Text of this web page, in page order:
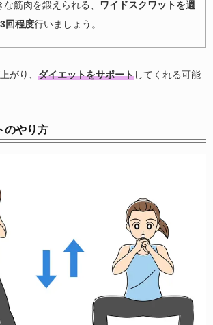
な筋肉を鍛えられる、
ワイドスクワットを週
回程度行いましょう。
がり、 ダイエットをサポートしてくれる可能
のやり方